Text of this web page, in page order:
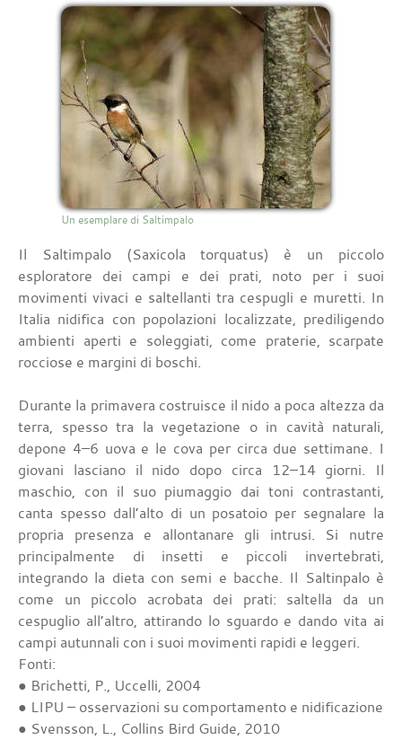
Un esemplare di Saltimpalo
Il Saltimpalo (Saxicola torquatus) è un piccolo
esploratore dei campi e dei prati, noto per i suoi
movimenti vivaci e saltellanti tra cespugli e muretti. In
Italia nidifica con popolazioni localizzate, prediligendo
ambienti aperti e soleggiati, come praterie, scarpate
rocciose e margini di boschi.
Durante la primavera costruisce il nido a poca altezza da
terra, spesso tra la vegetazione o in cavità naturali,
depone 4–6 uova e le cova per circa due settimane. I
giovani lasciano il nido dopo circa 12–14 giorni. Il
maschio, con il suo piumaggio dai toni contrastanti,
canta spesso dall’alto di un posatoio per segnalare la
propria presenza e allontanare gli intrusi. Si nutre
principalmente di insetti e piccoli invertebrati,
integrando la dieta con semi e bacche. Il Saltinpalo è
come un piccolo acrobata dei prati: saltella da un
cespuglio all’altro, attirando lo sguardo e dando vita ai
campi autunnali con i suoi movimenti rapidi e leggeri.
Fonti:
● Brichetti, P., Uccelli, 2004
● LIPU – osservazioni su comportamento e nidificazione
● Svensson, L., Collins Bird Guide, 2010